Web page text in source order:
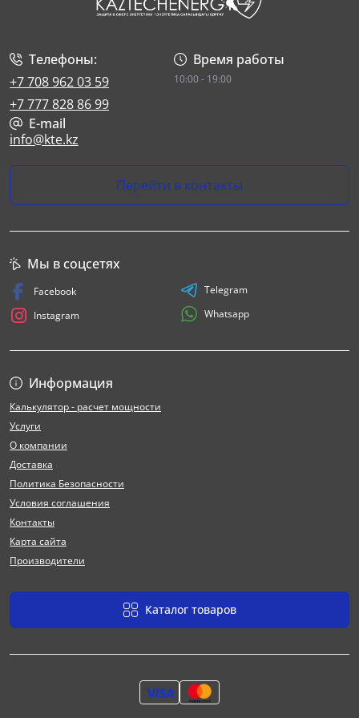
Телефоны:
+7 708 962 03 59
+7 777 828 86 99
Время работы
10:00 - 19:00
E-mail
info@kte.kz
Перейти в контакты
Информация
Калькулятор - расчет мощности
Услуги
О компании
Доставка
Политика Безопасности
Условия соглашения
Контакты
Карта сайта
Производители
Каталог товаров
Мы в соцсетях
Facebook
Instagram
Telegram
Whatsapp